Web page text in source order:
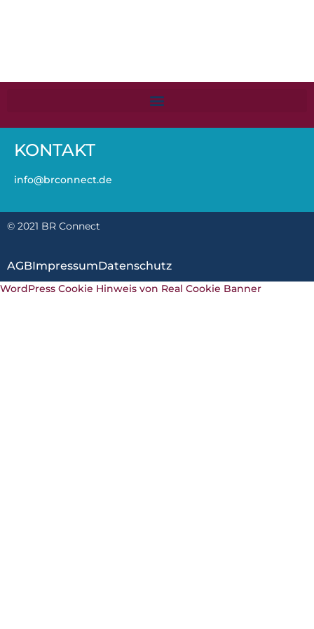
KONTAKT
info@brconnect.de
© 2021 BR Connect
AGBImpressumDatenschutz
WordPress Cookie Hinweis von Real Cookie Banner